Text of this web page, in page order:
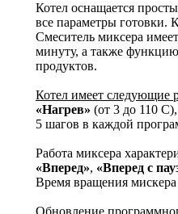
Котел оснащается
все параметры
Смеситель миксера
минуту, а также функцию
продуктов.
Котел имеет следующие
«Нагрев» (от 3 до 110 С),
5 шагов в каждой
Работа миксера
«Вперед», «Вперед с
Время вращения мискера